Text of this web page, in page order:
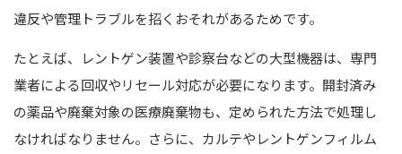
違反や管理トラブルを招くおそれがあるためです。
たとえば、レントゲン装置や診察台などの大型機器は、専門
業者による回収やリセール対応が必要になります。 開封済み
の薬品や廃棄対象の医療廃棄物も、定められた方法で処理し
なければなりません。 さらに、カルテやレントゲンフィルム